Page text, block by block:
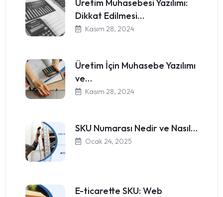
Üretim Muhasebesi Yazılımı:
Dikkat Edilmesi…
Kasım 28, 2024
Üretim İçin Muhasebe Yazılımı
ve…
Kasım 28, 2024
SKU Numarası Nedir ve Nasıl…
Ocak 24, 2025
E-ticarette SKU: Web